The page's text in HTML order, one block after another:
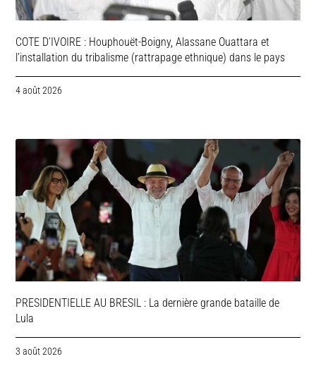
COTE D’IVOIRE : Houphouët-Boigny, Alassane Ouattara et
l’installation du tribalisme (rattrapage ethnique) dans le pays
4 août 2026
PRESIDENTIELLE AU BRESIL : La dernière grande bataille de
Lula
3 août 2026